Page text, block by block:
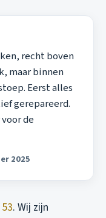
recht boven
maar binnen
Eerst alles
gerepareerd.
de
2025
. Wij zijn